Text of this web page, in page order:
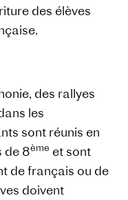
des élèves
des rallyes
les
sont réunis en
de 8ème et sont
de français ou de
doivent